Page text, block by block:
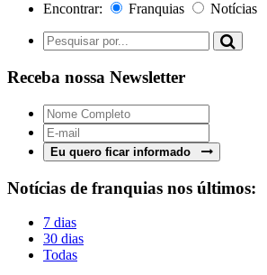
Encontrar: Franquias Notícias
Receba nossa Newsletter
Eu quero ficar informado
Notícias de franquias nos últimos:
7 dias
30 dias
Todas